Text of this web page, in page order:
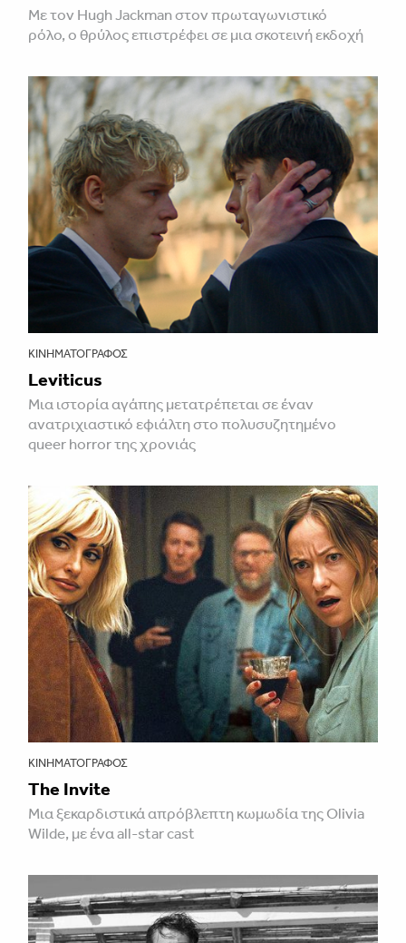
Με τον Hugh Jackman στον πρωταγωνιστικό
ρόλο, ο θρύλος επιστρέφει σε μια σκοτεινή εκδοχή
ΚΙΝΗΜΑΤΟΓΡΆΦΟΣ
Leviticus
Μια ιστορία αγάπης μετατρέπεται σε έναν
ανατριχιαστικό εφιάλτη στο πολυσυζητημένο
queer horror της χρονιάς
ΚΙΝΗΜΑΤΟΓΡΆΦΟΣ
The Invite
Μια ξεκαρδιστικά απρόβλεπτη κωμωδία της Olivia
Wilde, με ένα all-star cast